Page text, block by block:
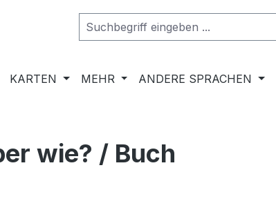
KARTEN MEHR ANDERE SPRACHEN
wie? / Buch